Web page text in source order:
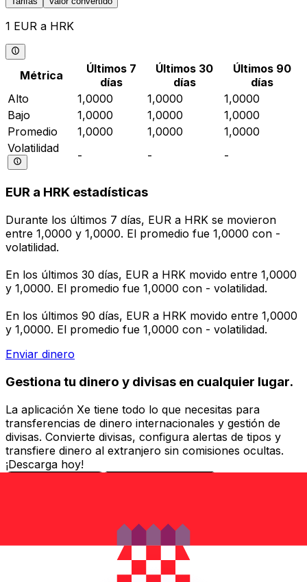
1 EUR a HRK
Métrica
Últimos 7
días
Últimos 30
días
Últimos 90
días
Alto
1,0000 1,0000
1,0000
Bajo
1,0000 1,0000
1,0000
Promedio
1,0000 1,0000
1,0000
Volatilidad
- - -
EUR a HRK estadísticas
Durante los últimos 7 días, EUR a HRK se movieron
entre 1,0000 y 1,0000. El promedio fue 1,0000 con -
volatilidad.
En los últimos 30 días, EUR a HRK movido entre 1,0000
y 1,0000. El promedio fue 1,0000 con - volatilidad.
En los últimos 90 días, EUR a HRK movido entre 1,0000
y 1,0000. El promedio fue 1,0000 con - volatilidad.
Enviar dinero
Gestiona tu dinero y divisas en cualquier lugar.
La aplicación Xe tiene todo lo que necesitas para
transferencias de dinero internacionales y gestión de
divisas. Convierte divisas, configura alertas de tipos y
transfiere dinero al extranjero sin comisiones ocultas.
¡Descarga hoy!